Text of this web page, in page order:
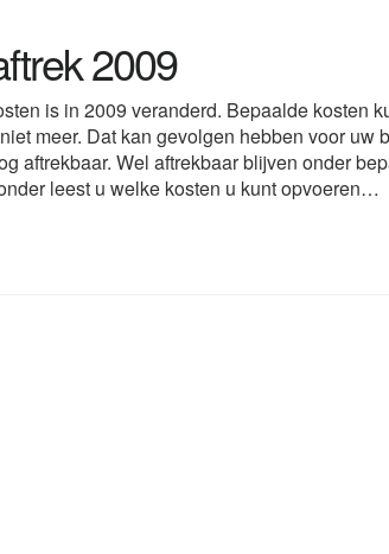
2009
is in 2009 veranderd. Bepaalde kosten
meer. Dat kan gevolgen hebben voor uw
aftrekbaar. Wel aftrekbaar blijven onder
leest u welke kosten u kunt opvoeren…